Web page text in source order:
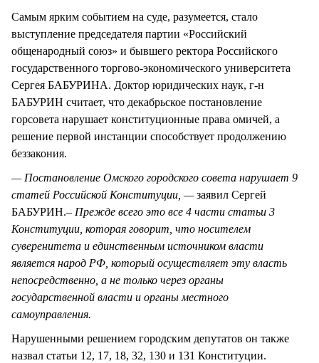
Самым ярким событием на суде, разумеется, стало
выступление председателя партии «Российский
общенародный союз» и бывшего ректора Российского
государственного торгово-экономического университета
Сергея БАБУРИНА. Доктор юридических наук, г-н
БАБУРИН считает, что декабрьское постановление
горсовета нарушает конституционные права омичей, а
решение первой инстанции способствует продолжению
беззакония.
— Постановление Омского городского совета нарушает 9
статей Российской Конституции, —заявил Сергей
БАБУРИН.– Прежде всего это все 4 части статьи 3
Конституции, которая говорит, что носителем
суверенитета и единственным источником власти
является народ РФ, который осуществляет эту власть
непосредственно, а не только через органы
государственной власти и органы местного
самоуправления.
Нарушенными решением городским депутатов он также
назвал статьи 12, 17, 18, 32, 130 и 131 Конституции.